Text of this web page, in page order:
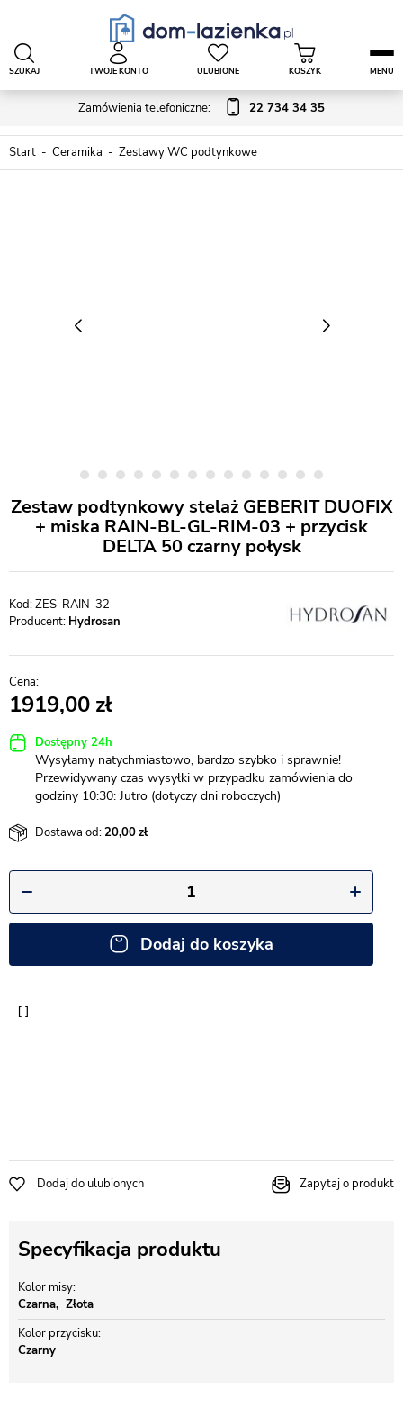
Zamówienia telefoniczne: 22 734 34 35
SZUKAJ TWOJE KONTO ULUBIONE KOSZYK MENU
Start Ceramika Zestawy WC podtynkowe
Zestaw podtynkowy stelaż GEBERIT DUOFIX
+ miska RAIN-BL-GL-RIM-03 + przycisk
DELTA 50 czarny połysk
ZES-RAIN-32
Producent: Hydrosan
1919,00
Dostępny 24h
Wysyłamy natychmiastowo, bardzo szybko i sprawnie!
Przewidywany czas wysyłki w przypadku zamówienia do
godziny 10:30: Jutro (dotyczy dni roboczych)
Dostawa od:20,00
Dodaj do koszyka
Dodaj do ulubionych Zapytaj o produkt
Specyfikacja produktu
Kolor misy
Czarna
Złota
Kolor przycisku
Czarny